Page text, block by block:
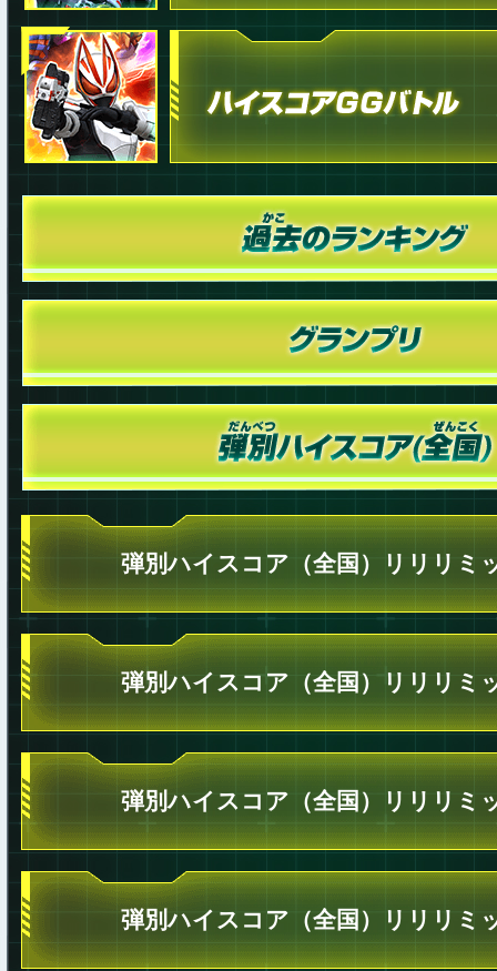
弾別ハイスコア（全国）リリリミ
弾別ハイスコア（全国）リリリミ
弾別ハイスコア（全国）リリリミ
弾別ハイスコア（全国）リリリミ